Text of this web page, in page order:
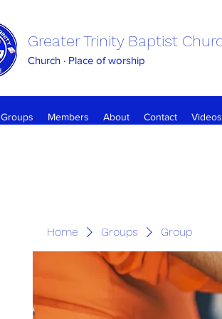
Greater Trinity Baptist
Church · Place of worship
Groups Members About Contact Videos
Home Groups Group